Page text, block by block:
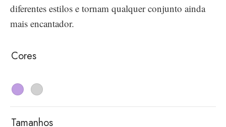
diferentes estilos e tornam qualquer conjunto ainda
mais encantador.
Cores
Tamanhos